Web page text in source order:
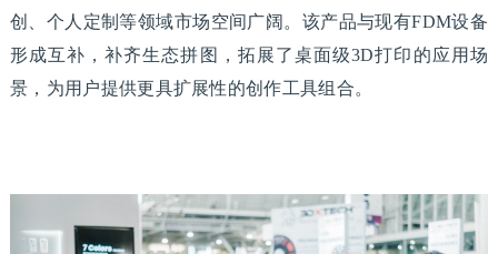
创、个人定制等领域市场空间广阔。该产品与现有FDM设备
形成互补，补齐生态拼图，拓展了桌面级3D打印的应用场
景，为用户提供更具扩展性的创作工具组合。